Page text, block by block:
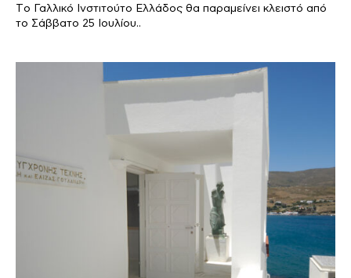
Tο Γαλλικό Ινστιτούτο Ελλάδος θα παραμείνει κλειστό από
το Σάββατο 25 Ιουλίου..